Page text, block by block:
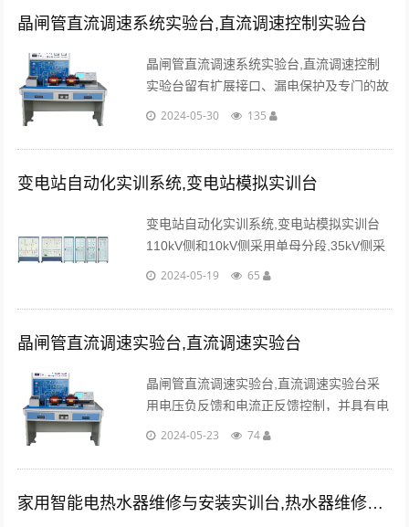
晶闸管直流调速系统实验台,直流调速控制实验台
晶闸管直流调速系统实验台,直流调速控制
实验台留有扩展接口、漏电保护及专门的故
障设置箱，可自备机组构成单闭环有静差直
随机设置故障点。...
2024-05-30 135
变电站自动化实训系统,变电站模拟实训台
变电站自动化实训系统,变电站模拟实训台
110kV侧和10kV侧采用单母分段,35kV侧采
用单母分段带旁母接线。二次部分全部采用
2024-05-19 65
晶闸管直流调速实验台,直流调速实验台
晶闸管直流调速实验台,直流调速实验台采
用电压负反馈和电流正反馈控制，并具有电
流截止负反馈环节和串联微分校正网络，留
箱。...
2024-05-23 74
家用智能电热水器维修与安装实训台,热水器维修实训台